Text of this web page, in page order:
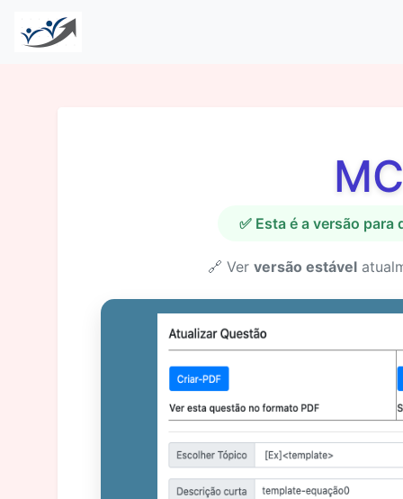
✅ Esta é a versão
🔗 Ver versão estável